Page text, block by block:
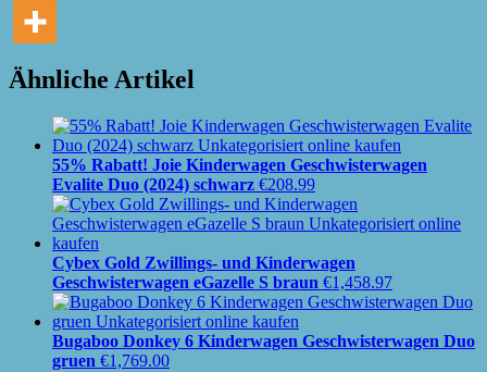
Ähnliche Artikel
55% Rabatt! Joie Kinderwagen Geschwisterwagen
Evalite Duo (2024) schwarz €208.99
Cybex Gold Zwillings- und Kinderwagen
Geschwisterwagen eGazelle S braun €1,458.97
Bugaboo Donkey 6 Kinderwagen Geschwisterwagen Duo
gruen €1,769.00